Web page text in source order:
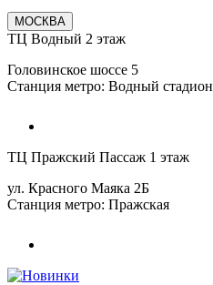
МОСКВА
ТЦ Водный 2 этаж
Головинское шоссе 5
Станция метро: Водный стадион
ТЦ Пражский Пассаж 1 этаж
ул. Красного Маяка 2Б
Станция метро: Пражская